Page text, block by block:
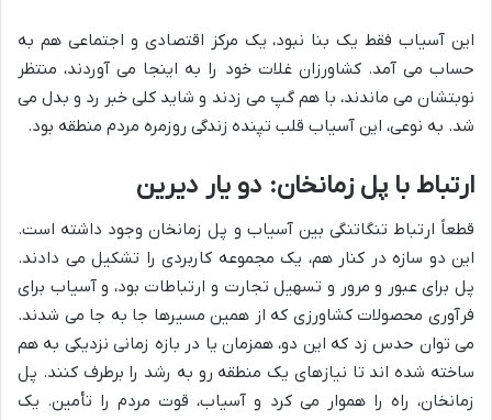
این آسیاب فقط یک بنا نبود، یک مرکز اقتصادی و اجتماعی هم به
حساب می آمد. کشاورزان غلات خود را به اینجا می آوردند، منتظر
نوبتشان می ماندند، با هم گپ می زدند و شاید کلی خبر رد و بدل می
شد. به نوعی، این آسیاب قلب تپنده زندگی روزمره مردم منطقه بود.
ارتباط با پل زمانخان: دو یار دیرین
قطعاً ارتباط تنگاتنگی بین آسیاب و پل زمانخان وجود داشته است.
این دو سازه در کنار هم، یک مجموعه کاربردی را تشکیل می دادند.
پل برای عبور و مرور و تسهیل تجارت و ارتباطات بود، و آسیاب برای
فرآوری محصولات کشاورزی که از همین مسیرها جا به جا می شدند.
می توان حدس زد که این دو، همزمان یا در بازه زمانی نزدیکی به هم
ساخته شده اند تا نیازهای یک منطقه رو به رشد را برطرف کنند. پل
زمانخان، راه را هموار می کرد و آسیاب، قوت مردم را تأمین. یک